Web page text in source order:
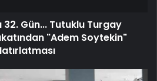
32. Gün... Tutuklu Turgay
"Adem Soytekin"